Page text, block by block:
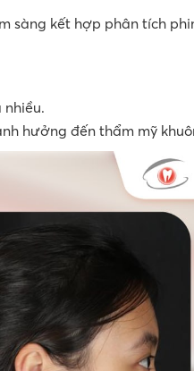
sàng kết hợp phân tích
hưởng đến thẩm mỹ